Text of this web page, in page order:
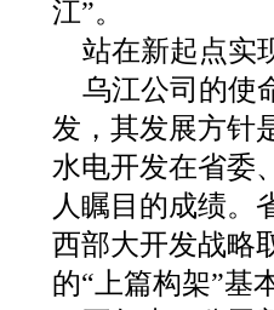
江”。
站在新起点实
乌江公司的使
发，其发展方针
水电开发在省委
人瞩目的成绩。
西部大开发战略
的“上篇构架”基